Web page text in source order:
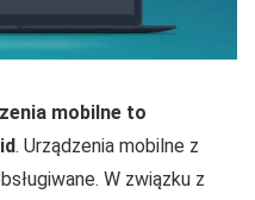
mobilne to
. Urządzenia mobilne z
W związku z